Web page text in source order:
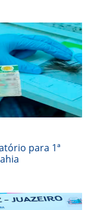
para 1ª